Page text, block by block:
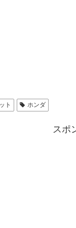
ト ホンダ
スポ